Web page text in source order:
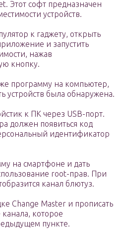
Этот софт предназначен
устройств.
к гаджету, открыть
и запустить
нажав
кнопку.
программу на компьютер,
устройств была обнаружена.
к ПК через USB-порт.
должен появиться код
идентификатор
на смартфоне и дать
root-прав. При
канал блютуз.
Change Master и прописать
которое
пункте.